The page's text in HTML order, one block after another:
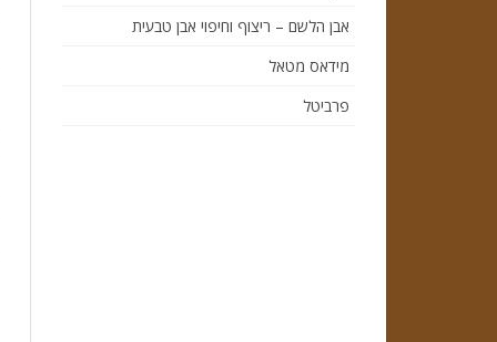
אבן הלשם – ריצוף וחיפוי אבן טבעית
מידאס מטאל
פרביטל